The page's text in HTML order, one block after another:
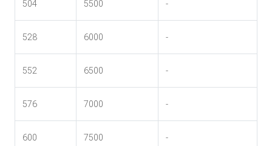
504 5500 -
528 6000 -
552 6500 -
576 7000 -
600 7500 -